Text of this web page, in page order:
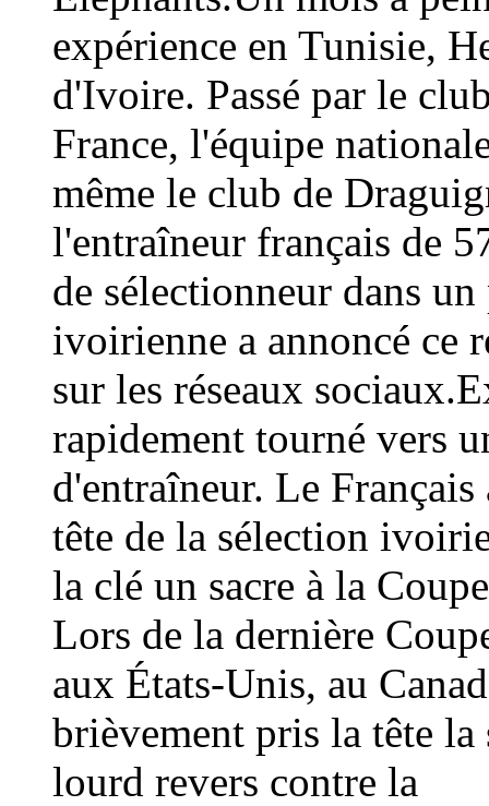
expérience en Tunisie,
d'Ivoire. Passé par le
France, l'équipe
même le club de
l'entraîneur français de
de sélectionneur dans
ivoirienne a annoncé ce
sur les réseaux
rapidement tourné vers
d'entraîneur. Le
tête de la sélection
la clé un sacre à la
Lors de la dernière
aux États-Unis, au
brièvement pris la tête
lourd revers contre la